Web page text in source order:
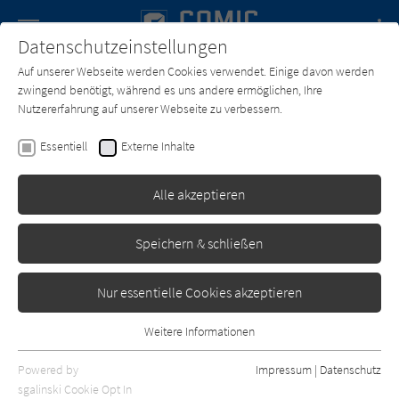
SUCHE Forum Charts Newsletter
Text: Yann Zeichner: Felix Meynet
Die Ewigen - 5. Das
sprechende Wachs
Bunte Dimensionen
Datenschutzeinstellungen
Auf unserer Webseite werden Cookies verwendet. Einige davon werden
zwingend benötigt, während es uns andere ermöglichen, Ihre
Nutzererfahrung auf unserer Webseite zu verbessern.
Essentiell Externe Inhalte
Alle akzeptieren
Speichern & schließen
Nur essentielle Cookies akzeptieren
Essentielle Cookies werden für grundlegende Funktionen der
Webseite benötigt. Dadurch ist gewährleistet, dass die Webseite
Weitere Informationen
Powered by
sgalinski Cookie Opt In
Impressum | Datenschutz